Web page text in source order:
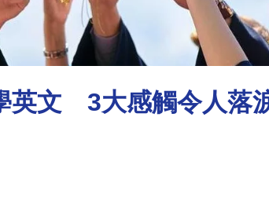
英文 3大感觸令人